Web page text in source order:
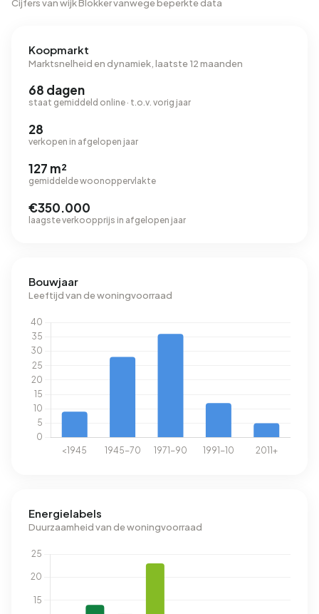
Cijfers van wijk Blokker vanwege beperkte data
Koopmarkt
Marktsnelheid en dynamiek, laatste 12 maanden
68 dagen
staat gemiddeld online · t.o.v. vorig jaar
28
verkopen in afgelopen jaar
127 m²
gemiddelde woonoppervlakte
€350.000
laagste verkoopprijs in afgelopen jaar
Bouwjaar
Leeftijd van de woningvoorraad
Energielabels
Duurzaamheid van de woningvoorraad